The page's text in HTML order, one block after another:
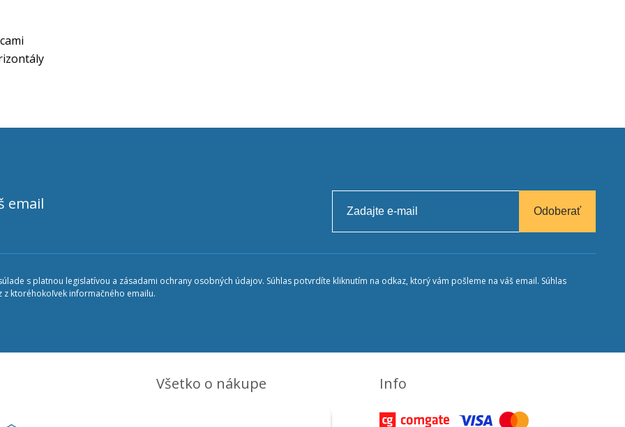
email Odoberať
s platnou legislatívou a zásadami ochrany osobných údajov. Súhlas potvrdíte kliknutím na odkaz, ktorý vám pošleme na váš email. Súhlas
ktoréhokoľvek informačného emailu.
Všetko o nákupe Info